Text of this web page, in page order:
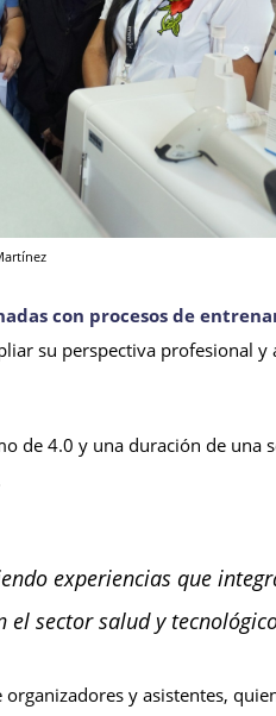
con procesos de
su perspectiva profesional y
de 4.0 y una duración de una
experiencias que
sector salud y
y asistentes,